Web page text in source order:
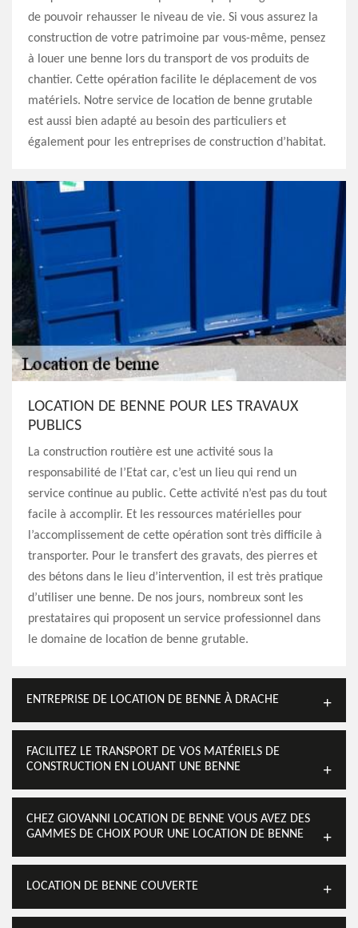
de pouvoir rehausser le niveau de vie. Si vous assurez la
construction de votre patrimoine par vous-même, pensez
à louer une benne lors du transport de vos produits de
chantier. Cette opération facilite le déplacement de vos
matériels. Notre service de location de benne grutable
est aussi bien adapté au besoin des particuliers et
également pour les entreprises de construction d’habitat.
LOCATION DE BENNE POUR LES TRAVAUX
PUBLICS
La construction routière est une activité sous la
responsabilité de l’Etat car, c’est un lieu qui rend un
service continue au public. Cette activité n’est pas du tout
facile à accomplir. Et les ressources matérielles pour
l’accomplissement de cette opération sont très difficile à
transporter. Pour le transfert des gravats, des pierres et
des bétons dans le lieu d’intervention, il est très pratique
d’utiliser une benne. De nos jours, nombreux sont les
prestataires qui proposent un service professionnel dans
le domaine de location de benne grutable.
ENTREPRISE DE LOCATION DE BENNE À DRACHE
FACILITEZ LE TRANSPORT DE VOS MATÉRIELS DE
CONSTRUCTION EN LOUANT UNE BENNE
CHEZ GIOVANNI LOCATION DE BENNE VOUS AVEZ DES
GAMMES DE CHOIX POUR UNE LOCATION DE BENNE
LOCATION DE BENNE COUVERTE